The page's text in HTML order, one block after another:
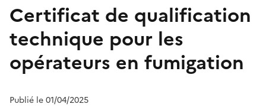
Certificat de qualification
technique pour les
opérateurs en fumigation
Publié le 01/04/2025